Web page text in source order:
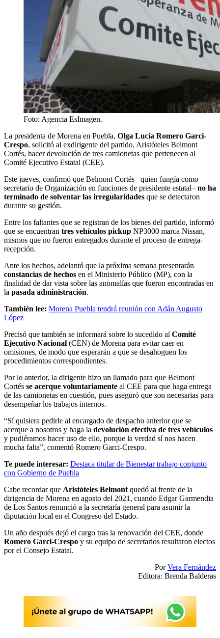
Foto: Agencia EsImagen.
La presidenta de Morena en Puebla, Olga Lucía Romero Garci-
Crespo, solicitó al exdirigente del partido, Aristóteles Belmont
Cortés, hacer devolución de tres camionetas que pertenecen al
Comité Ejecutivo Estatal (CEE).
Este jueves, confirmó que Belmont Cortés –quien fungía como
secretario de Organización en funciones de presidente estatal– no ha
terminado de solventar las irregularidades que se detectaron
durante su gestión.
Entre los faltantes que se registran de los bienes del partido, informó
que se encuentran tres vehículos pickup NP3000 marca Nissan,
mismos que no fueron entregados durante el proceso de entrega-
recepción.
Ante los hechos, adelantó que la próxima semana presentarán
constancias de hechos en el Ministerio Público (MP), con la
finalidad de dar vista sobre las anomalías que fueron encontradas en
la pasada administración.
También lee: Morena Puebla tendrá reunión con Adán Augusto
López
Precisó que también se informará sobre lo sucedido al Comité
Ejecutivo Nacional (CEN) de Morena para evitar caer en
omisiones, de modo que esperarán a que se desahoguen los
procedimientos correspondientes.
Por lo anterior, la dirigente hizo un llamado para que Belmont
Cortés se acerque voluntariamente al CEE para que haga entrega
de las camionetas en cuestión, pues aseguró que son necesarias para
desempeñar los trabajos internos.
“Sí quisiera pedirle al encargado de despacho anterior que se
acerque a nosotros y haga la devolución efectiva de tres vehículos
y pudiéramos hacer uso de ello, porque la verdad sí nos hacen
mucha falta”, comentó Romero Garci-Crespo.
Te puede interesar: Destaca titular de Bienestar trabajo conjunto
con Gobierno de Puebla
Cabe recordar que Aristóteles Belmont quedó al frente de la
dirigencia de Morena en agosto del 2021, cuando Edgar Garmendia
de Los Santos renunció a la secretaría general para asumir la
diputación local en el Congreso del Estado.
Un año después dejó el cargo tras la renovación del CEE, donde
Romero Garci-Crespo y su equipo de secretarios resultaron electos
por el Consejo Estatal.
PorVera Fernández
Editora: Brenda Balderas